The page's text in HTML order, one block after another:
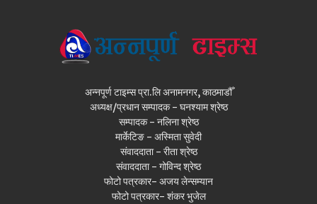
अन्नपूर्ण टाइम्स प्रा.लि अनामनगर, काठमाडौँ
अध्यक्ष/प्रधान सम्पादक - घनश्याम श्रेष्ठ
सम्पादक - नलिना श्रेष्ठ
मार्केटिङ - अस्मिता सुवेदी
संवाददाता - रीता श्रेष्ठ
संवाददाता - गोविन्द श्रेष्ठ
फोटो पत्रकार- अजय लेन्सम्यान
फोटो पत्रकार- शंकर भुजेल